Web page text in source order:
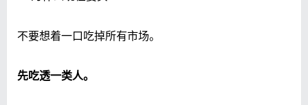
不要想着一口吃掉所有市场。
先吃透一类人。